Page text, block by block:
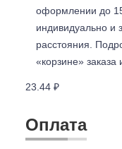
оформлении до
индивидуально и
расстояния.
«корзине»
23.44 ₽
Оплата